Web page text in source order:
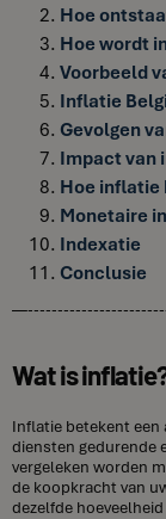
Hoe
Hoe wordt
Voorbeeld
Inflatie
Gevolgen
Impact van
Hoe inflatie
Monetaire
Indexatie
Conclusie
Wat is
Inflatie betekent een
diensten gedurende
vergeleken worden
de koopkracht van
dezelfde